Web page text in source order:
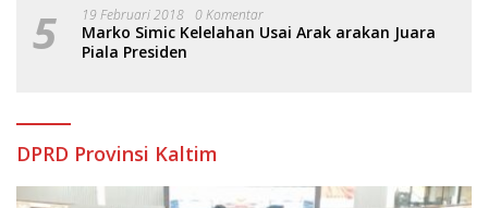
5 19 Februari 2018 0 Komentar
Marko Simic Kelelahan Usai Arak arakan Juara
Piala Presiden
DPRD Provinsi Kaltim